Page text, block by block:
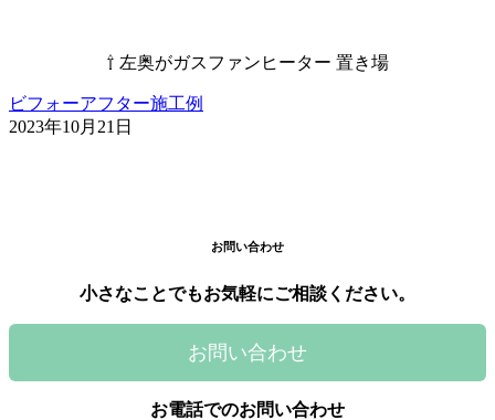
⇧ 左奥がガスファンヒーター 置き場
ビフォーアフター施工例
2023年10月21日
お問い合わせ
小さなことでもお気軽にご相談ください。
お問い合わせ
お電話でのお問い合わせ